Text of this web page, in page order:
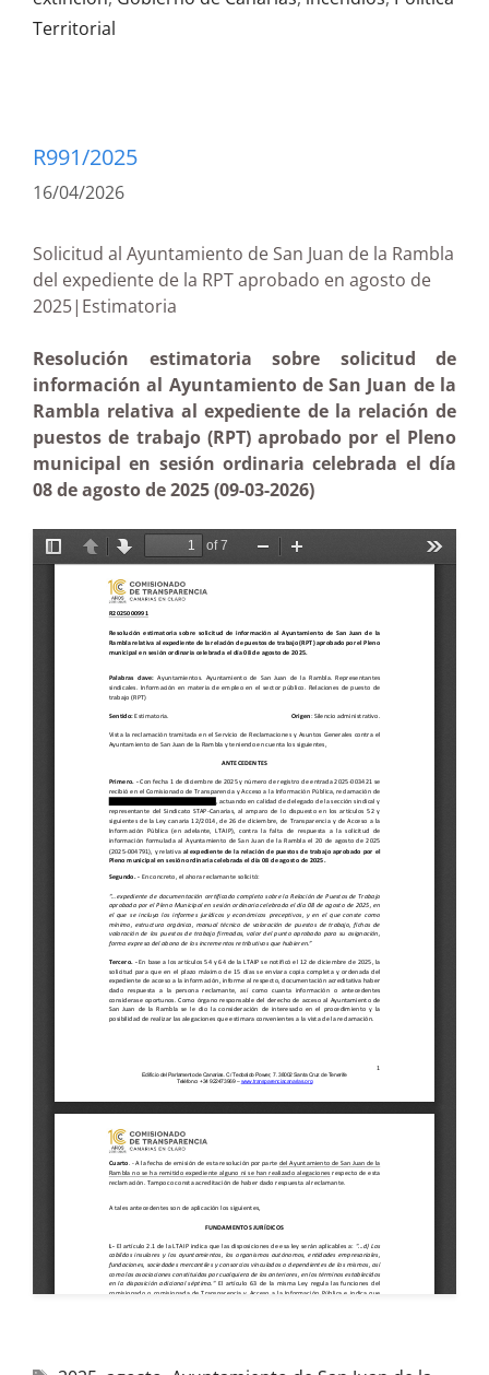
Territorial
R991/2025
16/04/2026
Solicitud al Ayuntamiento de San Juan de la Rambla
del expediente de la RPT aprobado en agosto de
2025|Estimatoria
Resolución estimatoria sobre solicitud de
información al Ayuntamiento de San Juan de la
Rambla relativa al expediente de la relación de
puestos de trabajo (RPT) aprobado por el Pleno
municipal en sesión ordinaria celebrada el día
08 de agosto de 2025 (09-03-2026)